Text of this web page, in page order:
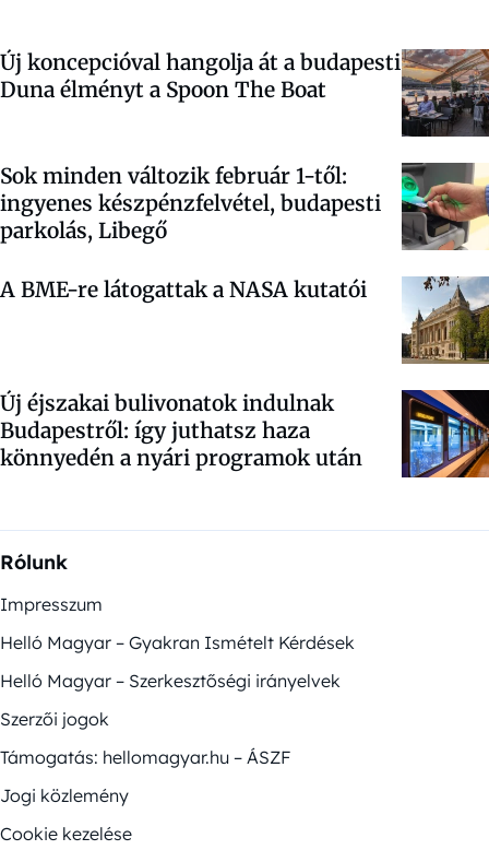
Új koncepcióval hangolja át a budapesti
Duna élményt a Spoon The Boat
Sok minden változik február 1-től:
ingyenes készpénzfelvétel, budapesti
parkolás, Libegő
A BME-re látogattak a NASA kutatói
Új éjszakai bulivonatok indulnak
Budapestről: így juthatsz haza
könnyedén a nyári programok után
Rólunk
Impresszum
Helló Magyar – Gyakran Ismételt Kérdések
Helló Magyar – Szerkesztőségi irányelvek
Szerzői jogok
Támogatás: hellomagyar.hu – ÁSZF
Jogi közlemény
Cookie kezelése